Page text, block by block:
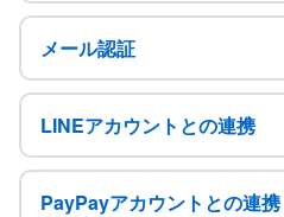
メール認証
LINEアカウントとの連携
PayPayアカウントとの連携